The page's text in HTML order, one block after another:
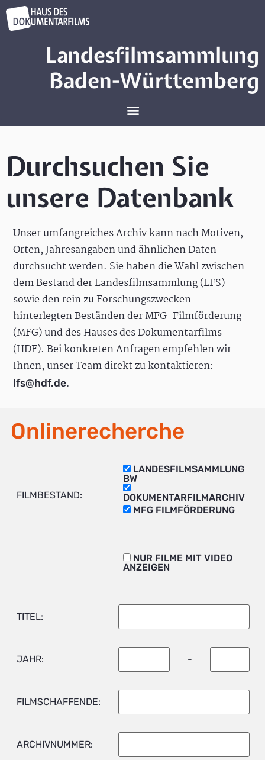
Landesfilmsammlung
Baden-Württemberg
Durchsuchen Sie
unsere Datenbank
Unser umfangreiches Archiv kann nach Motiven,
Orten, Jahresangaben und ähnlichen Daten
durchsucht werden. Sie haben die Wahl zwischen
dem Bestand der Landesfilmsammlung (LFS)
sowie den rein zu Forschungszwecken
hinterlegten Beständen der MFG-Filmförderung
(MFG) und des Hauses des Dokumentarfilms
(HDF). Bei konkreten Anfragen empfehlen wir
Ihnen, unser Team direkt zu kontaktieren:
lfs@hdf.de.
Onlinerecherche
FILMBESTAND:
LANDESFILMSAMMLUNG
BW
DOKUMENTARFILMARCHIV
MFG FILMFÖRDERUNG
NUR FILME MIT VIDEO
ANZEIGEN
TITEL:
JAHR: -
FILMSCHAFFENDE:
ARCHIVNUMMER: